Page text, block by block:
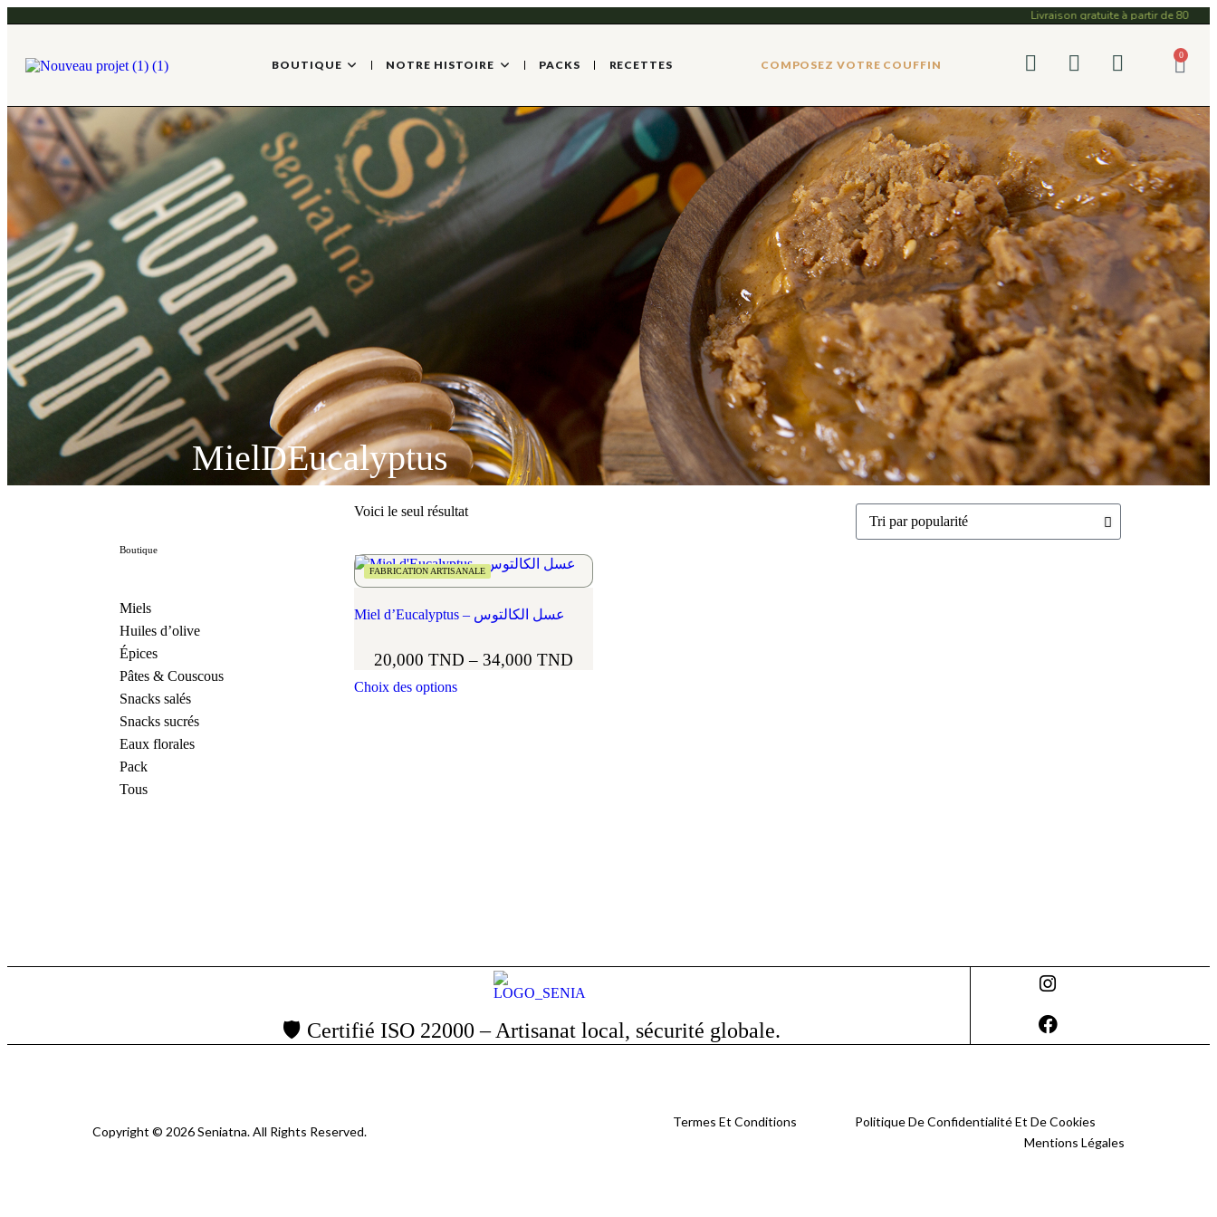
Livraison gratuite à partir de 80 dinars
BOUTIQUE NOTRE HISTOIRE PACKS RECETTES COMPOSEZ VOTRE COUFFIN
0
MielDEucalyptus
Boutique
Miels
Huiles d’olive
Épices
Pâtes & Couscous
Snacks salés
Snacks sucrés
Eaux florales
Pack
Tous
Voici le seul résultat
FABRICATION ARTISANALE
Miel d’Eucalyptus – عسل الكالتوس
20,000 TND – 34,000 TND
Choix des options
🛡️ Certifié ISO 22000 – Artisanat local, sécurité globale.
Copyright © 2026 Seniatna. All Rights Reserved.
Termes Et Conditions
Politique De Confidentialité Et De Cookies
Mentions Légales